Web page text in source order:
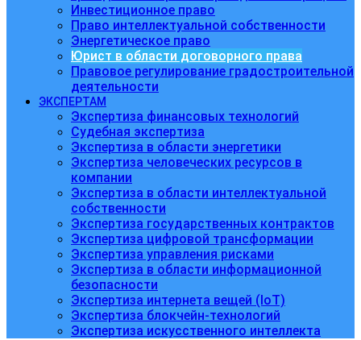
Инвестиционное право
Право интеллектуальной собственности
Энергетическое право
Юрист в области договорного права
Правовое регулирование градостроительной
деятельности
ЭКСПЕРТАМ
Экспертиза финансовых технологий
Судебная экспертиза
Экспертиза в области энергетики
Экспертиза человеческих ресурсов в
компании
Экспертиза в области интеллектуальной
собственности
Экспертиза государственных контрактов
Экспертиза цифровой трансформации
Экспертиза управления рисками
Экспертиза в области информационной
безопасности
Экспертиза интернета вещей (IoT)
Экспертиза блокчейн-технологий
Экспертиза искусственного интеллекта